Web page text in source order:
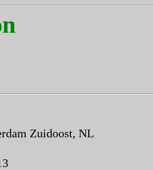
Zuidoost, NL